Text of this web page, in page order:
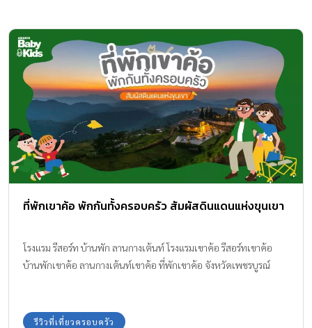
ที่พักเขาค้อ พักกันทั้งครอบครัว สัมผัสดินแดนแห่งขุนเขา
โรงแรม รีสอร์ท บ้านพัก ลานกางเต้นท์ โรงแรมเขาค้อ รีสอร์ทเขาค้อ
บ้านพักเขาค้อ ลานกางเต้นท์เขาค้อ ที่พักเขาค้อ จังหวัดเพชรบูรณ์
รีวิวที่เที่ยวครอบครัว